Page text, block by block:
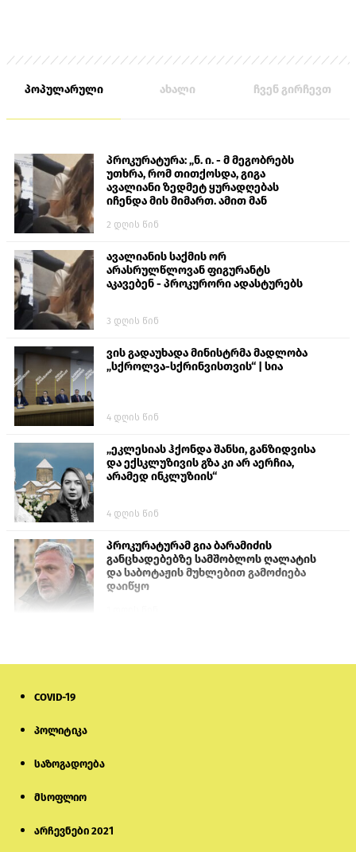
პოპულარული ახალი ჩვენ გირჩევთ
პროკურატურა: „ნ. ი. - მ მეგობრებს
უთხრა, რომ თითქოსდა, გიგა
ავალიანი ზედმეტ ყურადღებას
იჩენდა მის მიმართ. ამით მან
თავს დასხმოდა გიგა ავალიანს“
2 დღის წინ
ავალიანის საქმის ორ
არასრულწლოვან ფიგურანტს
აკავებენ - პროკურორი ადასტურებს
3 დღის წინ
ვის გადაუხადა მინისტრმა მადლობა
„სქროლვა-სქრინვისთვის“ | სია
4 დღის წინ
„ეკლესიას ჰქონდა შანსი, განზიდვისა
და ექსკლუზივის გზა კი არ აერჩია,
არამედ ინკლუზიის“
4 დღის წინ
პროკურატურამ გია ბარამიძის
განცხადებებზე სამშობლოს ღალატის
და საბოტაჟის მუხლებით გამოძიება
დაიწყო
მონიტორი: პირები, რომლებიც
COVID-19
პოლიტიკა
საზოგადოება
მსოფლიო
არჩევნები 2021